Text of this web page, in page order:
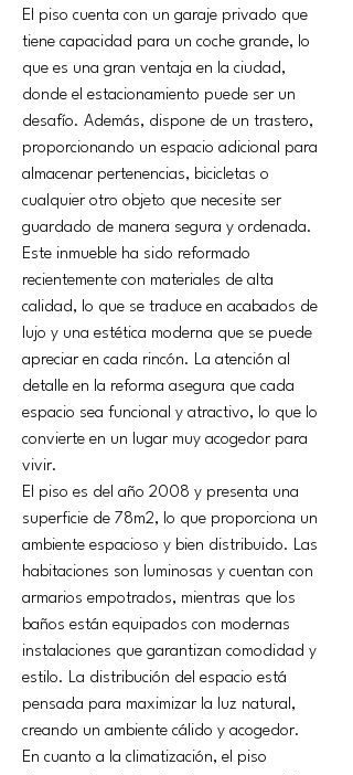
El piso cuenta con un garaje privado que
tiene capacidad para un coche grande, lo
que es una gran ventaja en la ciudad,
donde el estacionamiento puede ser un
desafío. Además, dispone de un trastero,
proporcionando un espacio adicional para
almacenar pertenencias, bicicletas o
cualquier otro objeto que necesite ser
guardado de manera segura y ordenada.
Este inmueble ha sido reformado
recientemente con materiales de alta
calidad, lo que se traduce en acabados de
lujo y una estética moderna que se puede
apreciar en cada rincón. La atención al
detalle en la reforma asegura que cada
espacio sea funcional y atractivo, lo que lo
convierte en un lugar muy acogedor para
vivir.
El piso es del año 2008 y presenta una
superficie de 78m2, lo que proporciona un
ambiente espacioso y bien distribuido. Las
habitaciones son luminosas y cuentan con
armarios empotrados, mientras que los
baños están equipados con modernas
instalaciones que garantizan comodidad y
estilo. La distribución del espacio está
pensada para maximizar la luz natural,
creando un ambiente cálido y acogedor.
En cuanto a la climatización, el piso